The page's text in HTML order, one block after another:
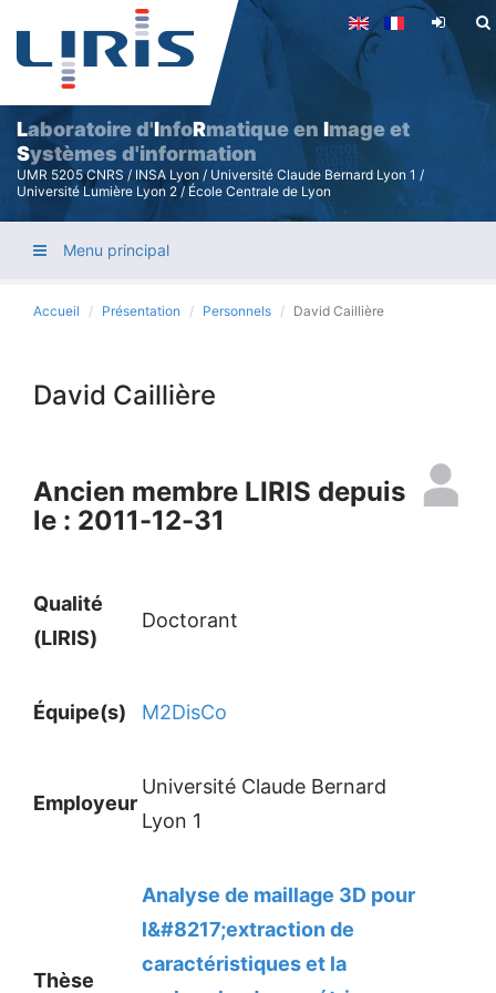
Aller
au
contenu
principal
Laboratoire d'InfoRmatique en Image et
Systèmes d'information
UMR 5205 CNRS / INSA Lyon / Université Claude Bernard Lyon 1 /
Université Lumière Lyon 2 / École Centrale de Lyon
Menu principal
Accueil Présentation Personnels David Caillière
David Caillière
Ancien membre LIRIS depuis
le : 2011-12-31
Qualité
(LIRIS)
Doctorant
Équipe(s) M2DisCo
Employeur
Université Claude Bernard
Lyon 1
Thèse
Analyse de maillage 3D pour
l&#8217;extraction de
caractéristiques et la